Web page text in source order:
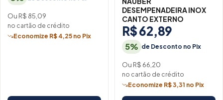
Ou R$ 85,09
no cartão de crédito
Economize R$ 4,25 no Pix
DESEMPENADEIRA INOX
CANTO EXTERNO
R$ 62,89
5% de Desconto no Pix
Ou R$ 66,20
no cartão de crédito
Economize R$ 3,31 no Pix